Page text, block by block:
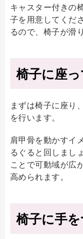
キャスター付きの
子を用意してくだ
るので、椅子が滑
椅子に座
まずは椅子に座り
を行います。
肩甲骨を動かすイ
るぐると回しまし
ことで可動域が広
高められます。
椅子に手